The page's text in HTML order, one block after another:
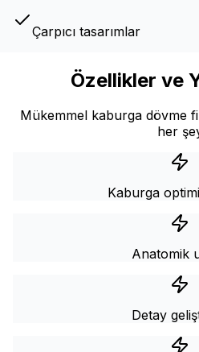
Çarpıcı tasarımlar
Özellikler ve
Mükemmel kaburga dövme
her
Kaburga
Anatomik
Detay